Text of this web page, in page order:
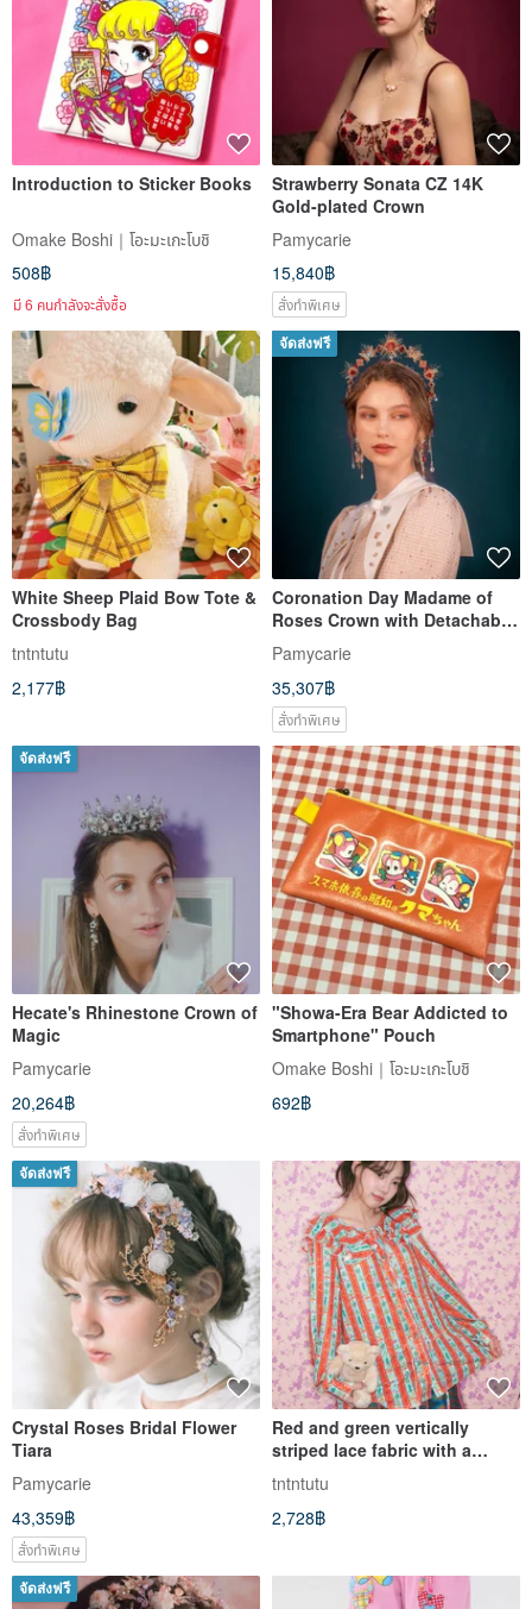
Introduction to Sticker Books
Omake Boshi｜โอะมะเกะโบชิ
508฿
มี 6 คนกำลังจะสั่งซื้อ
Strawberry Sonata CZ 14K
Gold-plated Crown
Pamycarie
15,840฿
สั่งทำพิเศษ
White Sheep Plaid Bow Tote &
Crossbody Bag
tntntutu
2,177฿
จัดส่งฟรี
Coronation Day Madame of
Roses Crown with Detachable
Chain Details
Pamycarie
35,307฿
สั่งทำพิเศษ
จัดส่งฟรี
Hecate's Rhinestone Crown of
Magic
Pamycarie
20,264฿
สั่งทำพิเศษ
"Showa-Era Bear Addicted to
Smartphone" Pouch
Omake Boshi｜โอะมะเกะโบชิ
692฿
จัดส่งฟรี
Crystal Roses Bridal Flower
Tiara
Pamycarie
43,359฿
สั่งทำพิเศษ
Red and green vertically
striped lace fabric with a
ruffled collar shirt, evoking a
pastoral, playful, and vintage
charm.
tntntutu
2,728฿
จัดส่งฟรี